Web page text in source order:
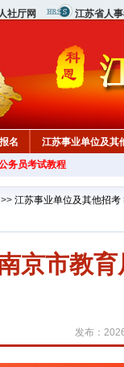
社厅网 江苏省人
名 江苏事业单位及其
务员考试教程
>> 江苏事业单位及其他招考
京市教
发布：